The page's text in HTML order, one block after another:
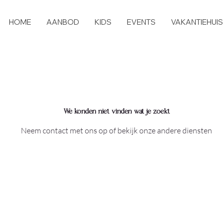
HOME AANBOD KIDS EVENTS VAKANTIEHUIS
We konden niet vinden wat je zoekt
Neem contact met ons op of bekijk onze andere diensten